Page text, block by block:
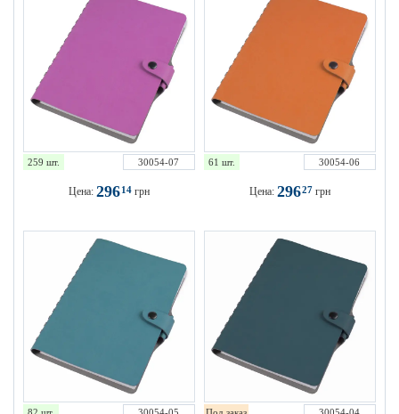
259 шт. 30054-07
Цена: 29614 грн
61 шт. 30054-06
Цена: 29627 грн